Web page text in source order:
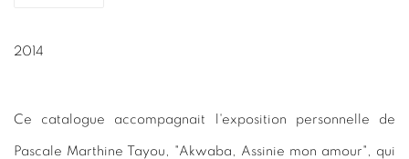
2014
Ce catalogue accompagnait l'exposition personnelle de
Pascale Marthine Tayou, "Akwaba, Assinie mon amour", qui